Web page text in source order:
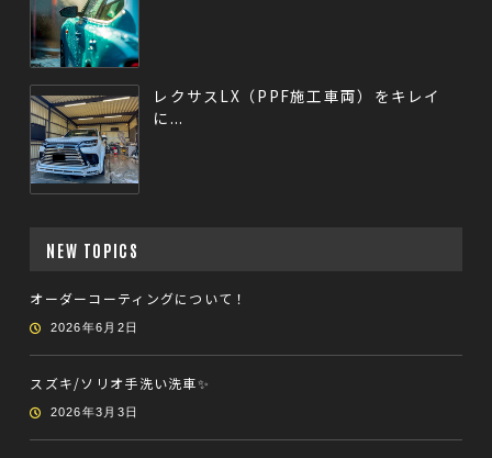
レクサスLX（PPF施工車両）をキレイ
に...
NEW TOPICS
オーダーコーティングについて！
2026年6月2日
スズキ/ソリオ手洗い洗車✨
2026年3月3日